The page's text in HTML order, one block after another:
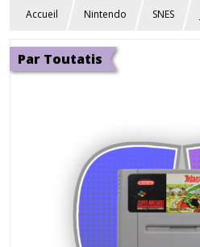
Accueil Nintendo SNES
Par Toutatis